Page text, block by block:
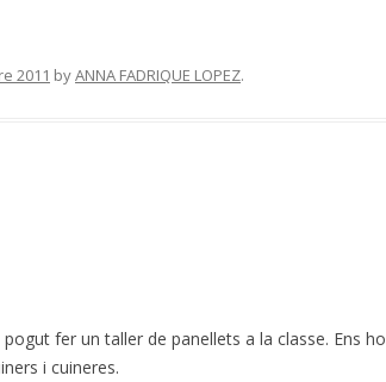
2011 byANNA FADRIQUE LOPEZ.
fer un taller de panellets a la classe. Ens ho
i cuineres.